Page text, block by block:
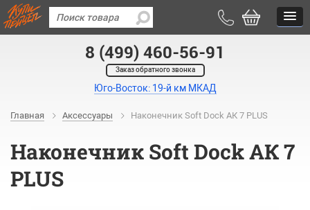
8 (499) 460-56-91
Заказ обратного звонка
Юго-Восток: 19-й км МКАД
Главная Аксессуары Наконечник Soft Dock АК 7 PLUS
Наконечник Soft Dock АК 7
PLUS